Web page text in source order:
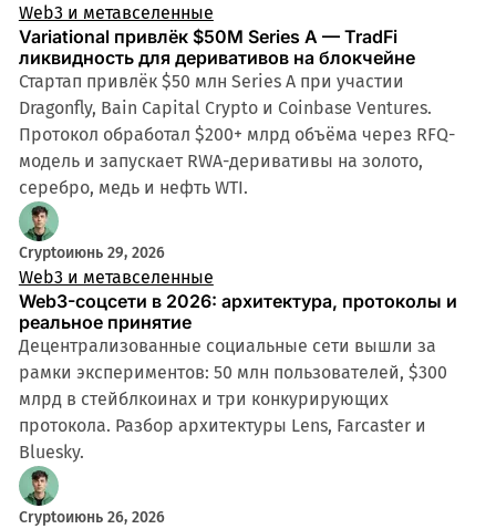
Web3 и метавселенные
Variational привлёк $50M Series A — TradFi
ликвидность для деривативов на блокчейне
Стартап привлёк $50 млн Series A при участии
Dragonfly, Bain Capital Crypto и Coinbase Ventures.
Протокол обработал $200+ млрд объёма через RFQ-
модель и запускает RWA-деривативы на золото,
серебро, медь и нефть WTI.
Cryptoиюнь 29, 2026
Web3 и метавселенные
Web3-соцсети в 2026: архитектура, протоколы и
реальное принятие
Децентрализованные социальные сети вышли за
рамки экспериментов: 50 млн пользователей, $300
млрд в стейблкоинах и три конкурирующих
протокола. Разбор архитектуры Lens, Farcaster и
Bluesky.
Cryptoиюнь 26, 2026